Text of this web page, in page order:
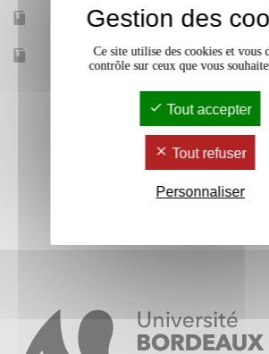
Mobilité d'études Oui
Accessible à distance Non
Gestion des
Ce site utilise des cookies et vous
contrôle sur ceux que vous
Tout accepter
Tout refuser
Personnaliser